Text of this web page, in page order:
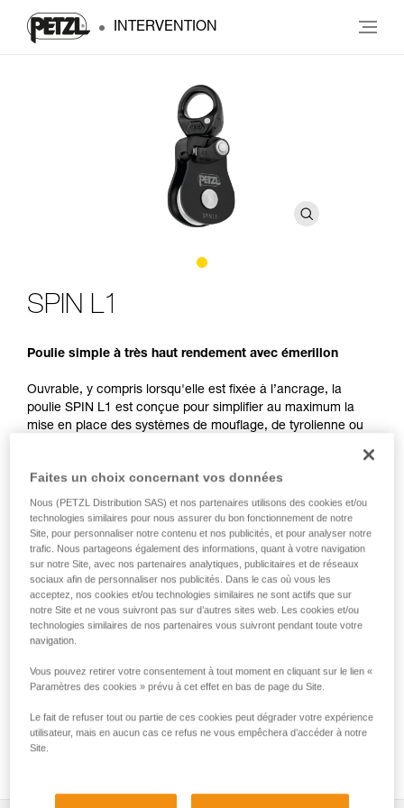
INTERVENTION
SPIN L1
Poulie simple à très haut rendement avec émerillon
Ouvrable, y compris lorsqu'elle est fixée à l’ancrage, la
poulie SPIN L1 est conçue pour simplifier au maximum la
mise en place des systèmes de mouflage, de tyrolienne ou
rendement. Les manipulations sont facilitées, grâce à
l'émerillon permettant d'orienter la poulie sous charge et de
connecter directement mousquetons, cordes ou sangles.
SPIN L1-L2
Faites un choix concernant vos données
Nous (PETZL Distribution SAS) et nos partenaires utilisons des cookies et/ou
technologies similaires pour nous assurer du bon fonctionnement de notre
Site, pour personnaliser notre contenu et nos publicités, et pour analyser notre
trafic. Nous partageons également des informations, quant à votre navigation
sur notre Site, avec nos partenaires analytiques, publicitaires et de réseaux
sociaux afin de personnaliser nos publicités. Dans le cas où vous les
acceptez, nos cookies et/ou technologies similaires ne sont actifs que sur
notre Site et ne vous suivront pas sur d’autres sites web. Les cookies et/ou
technologies similaires de nos partenaires vous suivront pendant toute votre
navigation.
Vous pouvez retirer votre consentement à tout moment en cliquant sur le lien «
Paramètres des cookies » prévu à cet effet en bas de page du Site.
Le fait de refuser tout ou partie de ces cookies peut dégrader votre expérience
utilisateur, mais en aucun cas ce refus ne vous empêchera d’accéder à notre
Site.